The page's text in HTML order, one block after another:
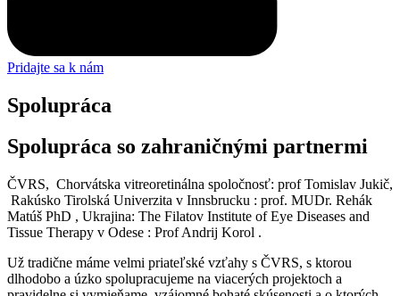
Pridajte sa k nám
Spolupráca
Spolupráca so zahraničnými partnermi
ČVRS, Chorvátska vitreoretinálna spoločnosť: prof Tomislav Jukič,
Rakúsko Tirolská Univerzita v Innsbrucku : prof. MUDr. Rehák
Matúš PhD , Ukrajina: The Filatov Institute of Eye Diseases and
Tissue Therapy v Odese : Prof Andrij Korol .
Už tradične máme velmi priateľské vzťahy s ČVRS, s ktorou
dlhodobo a úzko spolupracujeme na viacerých projektoch a